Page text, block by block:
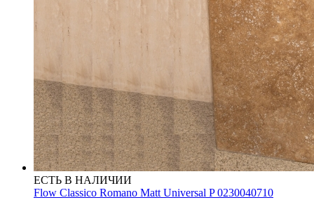
ЕСТЬ В НАЛИЧИИ
Flow Classico Romano Matt Universal P 0230040710